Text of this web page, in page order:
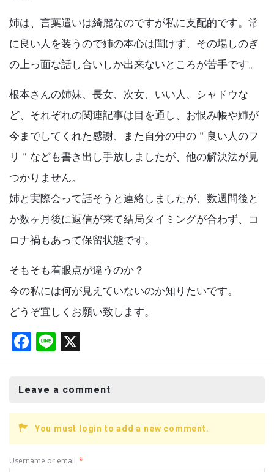
姉は、言葉遣いは綺麗なのですが私に支配的です。常
に良い人を装うので姉の本心は聞けず、その場しのぎ
の上っ面な話し合いしか出来ないところが苦手です。
根本さんの姉妹、長女、次女、いい人、シャドウな
ど、それぞれの関連記事は目を通し、お恨み帳や姉が
今までしてくれた感謝、また自分の中の＂良い人のフ
リ＂なども書き出し手放しましたが、他の解決法が見
つかりません。
姉と実際会って話そうと連絡しましたが、数週間後と
か数ヶ月後に返信が来て結局タイミングが合わず、コ
ロナ禍もあって保留状態です。
そもそも着眼点が違うのか？
今の私には何が見えていないのか知りたいです。
どうぞ宜しくお願い致します。
F
a
b
o
o
k
Li
n
Leave a comment
You must login to add a new comment.
Username or email *